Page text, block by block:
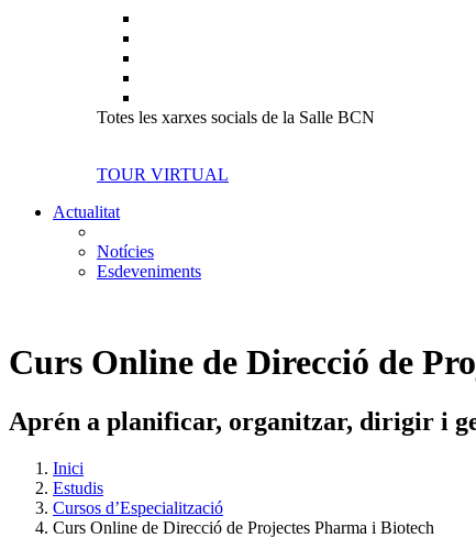
Totes les xarxes socials de la Salle BCN
TOUR VIRTUAL
Actualitat
Notícies
Esdeveniments
Curs Online de Direcció de
Aprén a planificar, organitzar, dirigir i
Inici
Estudis
Cursos d’Especialització
Curs Online de Direcció de Projectes Pharma i Biotech